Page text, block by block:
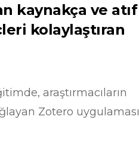
kaynakça ve atıf
kolaylaştıran
araştırmacıların
Zotero uygulaması